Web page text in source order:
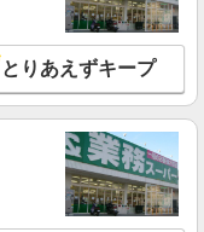
詳細を見る
円（経験・能力によ
とりあえずキープ